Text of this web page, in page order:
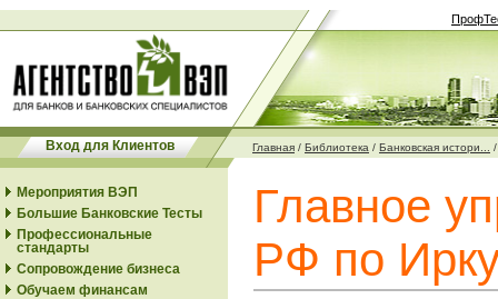
Вход для Клиентов Главная / Библиотека / Банковская истори...
Мероприятия ВЭП
Большие Банковские Тесты
Профессиональные
стандарты
Сопровождение бизнеса
Обучаем финансам
Главное
РФ по